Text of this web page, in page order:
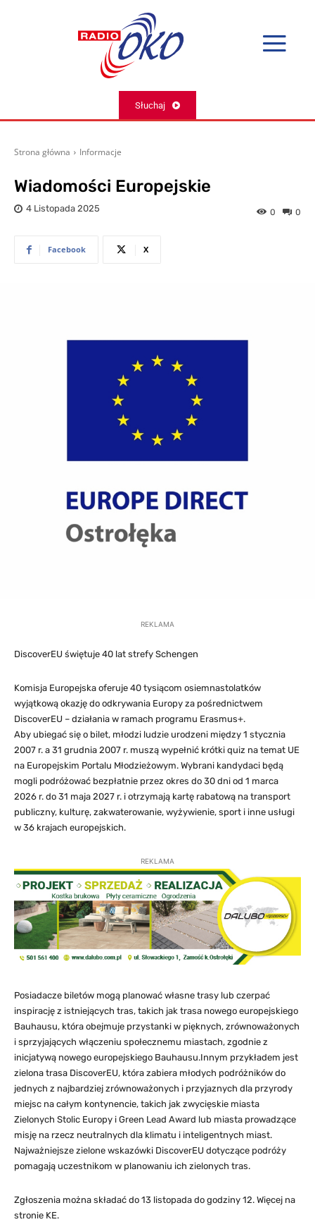
Słuchaj
Strona główna Informacje
Wiadomości Europejskie
4 Listopada 2025 0
0
Facebook X
REKLAMA
DiscoverEU świętuje 40 lat strefy Schengen
Komisja Europejska oferuje 40 tysiącom osiemnastolatków
wyjątkową okazję do odkrywania Europy za pośrednictwem
DiscoverEU – działania w ramach programu Erasmus+.
Aby ubiegać się o bilet, młodzi ludzie urodzeni między 1 stycznia
2007 r. a 31 grudnia 2007 r. muszą wypełnić krótki quiz na temat UE
na Europejskim Portalu Młodzieżowym. Wybrani kandydaci będą
mogli podróżować bezpłatnie przez okres do 30 dni od 1 marca
2026 r. do 31 maja 2027 r. i otrzymają kartę rabatową na transport
publiczny, kulturę, zakwaterowanie, wyżywienie, sport i inne usługi
w 36 krajach europejskich.
REKLAMA
Posiadacze biletów mogą planować własne trasy lub czerpać
inspirację z istniejących tras, takich jak trasa nowego europejskiego
Bauhausu, która obejmuje przystanki w pięknych, zrównoważonych
i sprzyjających włączeniu społecznemu miastach, zgodnie z
inicjatywą nowego europejskiego Bauhausu.Innym przykładem jest
zielona trasa DiscoverEU, która zabiera młodych podróżników do
jednych z najbardziej zrównoważonych i przyjaznych dla przyrody
miejsc na całym kontynencie, takich jak zwycięskie miasta
Zielonych Stolic Europy i Green Lead Award lub miasta prowadzące
misję na rzecz neutralnych dla klimatu i inteligentnych miast.
Najważniejsze zielone wskazówki DiscoverEU dotyczące podróży
pomagają uczestnikom w planowaniu ich zielonych tras.
Zgłoszenia można składać do 13 listopada do godziny 12. Więcej na
stronie KE.